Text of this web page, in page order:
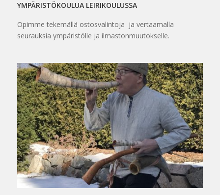
YMPÄRISTÖKOULUA LEIRIKOULUSSA
Opimme tekemällä ostosvalintoja ja vertaamalla
seurauksia ympäristölle ja ilmastonmuutokselle.